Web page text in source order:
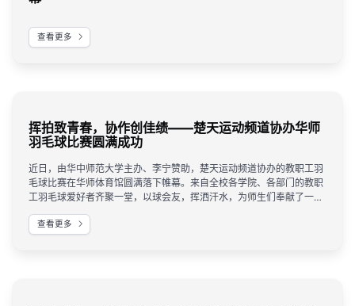
查看更多
挥拍致青春，协作创佳绩——楚天运动频道协办华师
羽毛球比赛圆满成功
近日，由华中师范大学主办、李宁赞助，楚天运动频道协办的教职工羽
毛球比赛在华师体育馆圆满落下帷幕。来自全校各学院、各部门的教职
工羽毛球爱好者齐聚一堂，以球会友，挥洒汗水，为师生们奉献了一场
好穿线工作，为比赛的顺利举办提供了有力保障。
查看更多